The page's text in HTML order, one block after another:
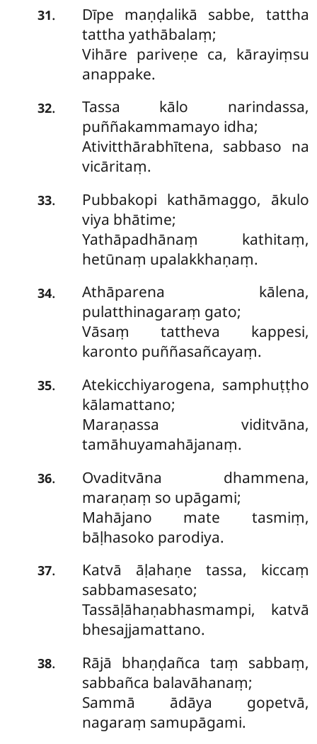
31.
Dīpe maṇḍalikā sabbe, tattha
tattha yathābalaṃ;
Vihāre pariveṇe ca, kārayiṃsu
anappake.
32.
Tassa kālo narindassa,
puññakammamayo idha;
Ativitthārabhītena, sabbaso na
vicāritaṃ.
33.
Pubbakopi kathāmaggo, ākulo
viya bhātime;
Yathāpadhānaṃ kathitaṃ,
hetūnaṃ upalakkhaṇaṃ.
34.
Athāparena kālena,
pulatthinagaraṃ gato;
Vāsaṃ tattheva kappesi,
karonto puññasañcayaṃ.
35.
Atekicchiyarogena, samphuṭṭho
kālamattano;
Maraṇassa viditvāna,
tamāhuyamahājanaṃ.
36.
Ovaditvāna dhammena,
maraṇaṃ so upāgami;
Mahājano mate tasmiṃ,
bāḷhasoko parodiya.
37.
Katvā āḷahaṇe tassa, kiccaṃ
sabbamasesato;
Tassāḷāhaṇabhasmampi, katvā
bhesajjamattano.
38.
Rājā bhaṇḍañca taṃ sabbaṃ,
sabbañca balavāhanaṃ;
Sammā ādāya gopetvā,
nagaraṃ samupāgami.